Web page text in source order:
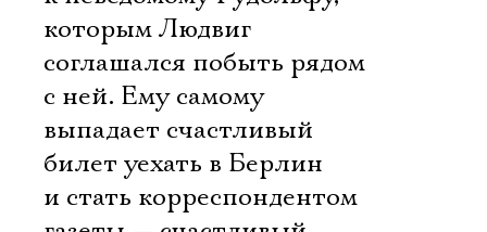
которым Людвиг
соглашался побыть рядом
с ней. Ему самому
выпадает счастливый
билет уехать в Берлин
и стать корреспондентом